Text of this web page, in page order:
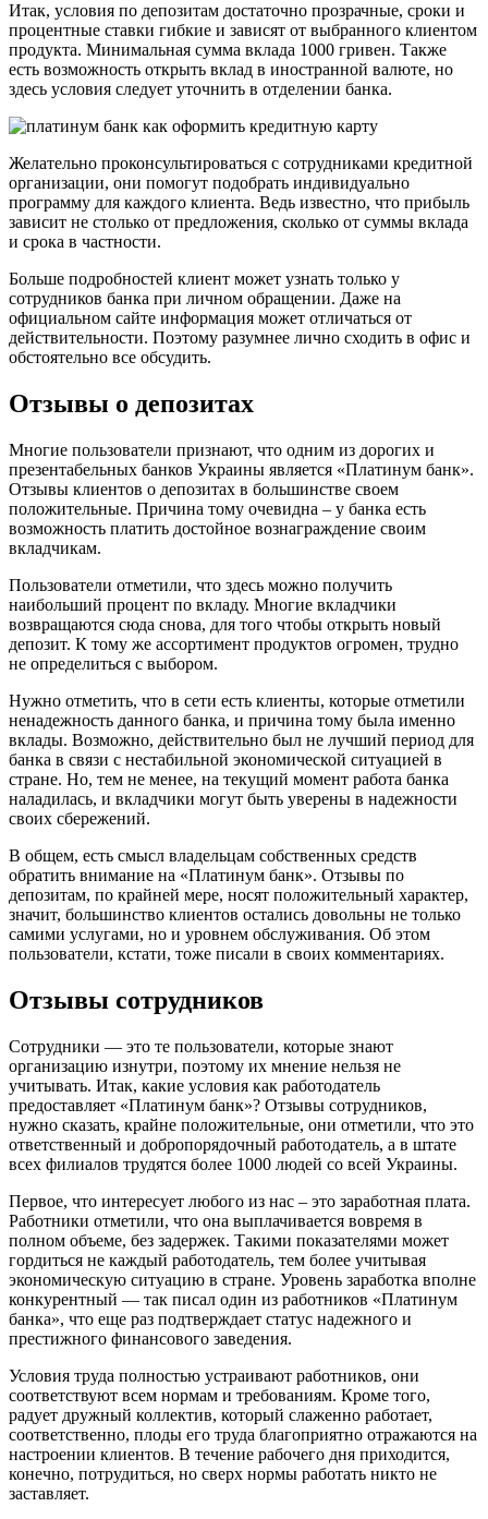
Итак, условия по депозитам достаточно прозрачные, сроки и
процентные ставки гибкие и зависят от выбранного клиентом
продукта. Минимальная сумма вклада 1000 гривен. Также
есть возможность открыть вклад в иностранной валюте, но
здесь условия следует уточнить в отделении банка.
Желательно проконсультироваться с сотрудниками кредитной
организации, они помогут подобрать индивидуально
программу для каждого клиента. Ведь известно, что прибыль
зависит не столько от предложения, сколько от суммы вклада
и срока в частности.
Больше подробностей клиент может узнать только у
сотрудников банка при личном обращении. Даже на
официальном сайте информация может отличаться от
действительности. Поэтому разумнее лично сходить в офис и
обстоятельно все обсудить.
Отзывы о депозитах
Многие пользователи признают, что одним из дорогих и
презентабельных банков Украины является «Платинум банк».
Отзывы клиентов о депозитах в большинстве своем
положительные. Причина тому очевидна – у банка есть
возможность платить достойное вознаграждение своим
вкладчикам.
Пользователи отметили, что здесь можно получить
наибольший процент по вкладу. Многие вкладчики
возвращаются сюда снова, для того чтобы открыть новый
депозит. К тому же ассортимент продуктов огромен, трудно
не определиться с выбором.
Нужно отметить, что в сети есть клиенты, которые отметили
ненадежность данного банка, и причина тому была именно
вклады. Возможно, действительно был не лучший период для
банка в связи с нестабильной экономической ситуацией в
стране. Но, тем не менее, на текущий момент работа банка
наладилась, и вкладчики могут быть уверены в надежности
своих сбережений.
В общем, есть смысл владельцам собственных средств
обратить внимание на «Платинум банк». Отзывы по
депозитам, по крайней мере, носят положительный характер,
значит, большинство клиентов остались довольны не только
самими услугами, но и уровнем обслуживания. Об этом
пользователи, кстати, тоже писали в своих комментариях.
Отзывы сотрудников
Сотрудники — это те пользователи, которые знают
организацию изнутри, поэтому их мнение нельзя не
учитывать. Итак, какие условия как работодатель
предоставляет «Платинум банк»? Отзывы сотрудников,
нужно сказать, крайне положительные, они отметили, что это
ответственный и добропорядочный работодатель, а в штате
всех филиалов трудятся более 1000 людей со всей Украины.
Первое, что интересует любого из нас – это заработная плата.
Работники отметили, что она выплачивается вовремя в
полном объеме, без задержек. Такими показателями может
гордиться не каждый работодатель, тем более учитывая
экономическую ситуацию в стране. Уровень заработка вполне
конкурентный — так писал один из работников «Платинум
банка», что еще раз подтверждает статус надежного и
престижного финансового заведения.
Условия труда полностью устраивают работников, они
соответствуют всем нормам и требованиям. Кроме того,
радует дружный коллектив, который слаженно работает,
соответственно, плоды его труда благоприятно отражаются на
настроении клиентов. В течение рабочего дня приходится,
конечно, потрудиться, но сверх нормы работать никто не
заставляет.